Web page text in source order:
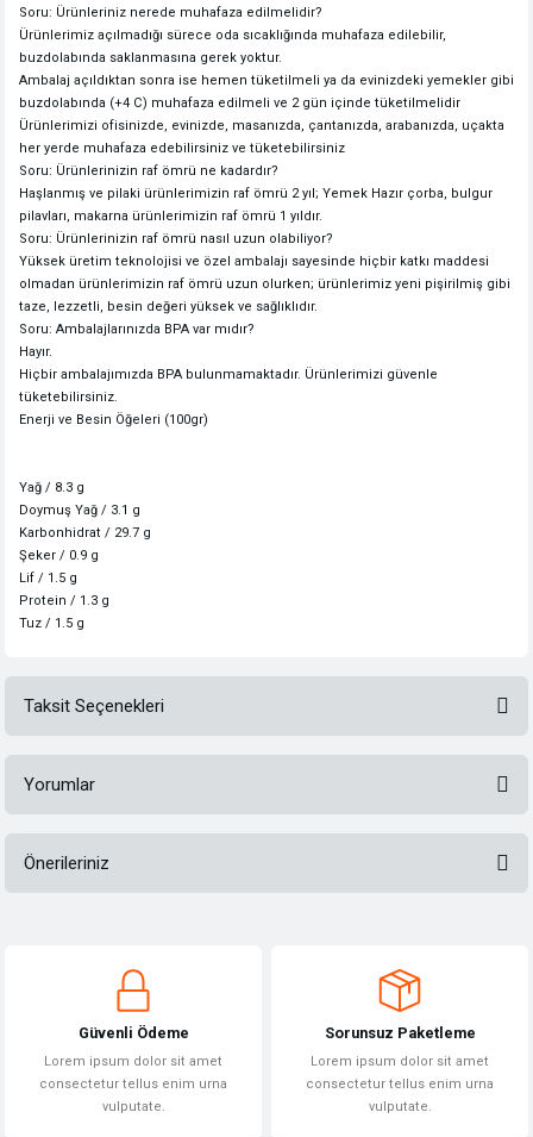
Soru: Ürünleriniz nerede muhafaza edilmelidir?
Ürünlerimiz açılmadığı sürece oda sıcaklığında muhafaza edilebilir,
buzdolabında saklanmasına gerek yoktur.
Ambalaj açıldıktan sonra ise hemen tüketilmeli ya da evinizdeki yemekler gibi
buzdolabında (+4 C) muhafaza edilmeli ve 2 gün içinde tüketilmelidir
Ürünlerimizi ofisinizde, evinizde, masanızda, çantanızda, arabanızda, uçakta
her yerde muhafaza edebilirsiniz ve tüketebilirsiniz
Soru: Ürünlerinizin raf ömrü ne kadardır?
Haşlanmış ve pilaki ürünlerimizin raf ömrü 2 yıl; Yemek Hazır çorba, bulgur
pilavları, makarna ürünlerimizin raf ömrü 1 yıldır.
Soru: Ürünlerinizin raf ömrü nasıl uzun olabiliyor?
Yüksek üretim teknolojisi ve özel ambalajı sayesinde hiçbir katkı maddesi
olmadan ürünlerimizin raf ömrü uzun olurken; ürünlerimiz yeni pişirilmiş gibi
taze, lezzetli, besin değeri yüksek ve sağlıklıdır.
Soru: Ambalajlarınızda BPA var mıdır?
Hayır.
Hiçbir ambalajımızda BPA bulunmamaktadır. Ürünlerimizi güvenle
tüketebilirsiniz.
Enerji ve Besin Öğeleri (100gr)
Yağ / 8.3 g
Doymuş Yağ / 3.1 g
Karbonhidrat / 29.7 g
Şeker / 0.9 g
Lif / 1.5 g
Protein / 1.3 g
Tuz / 1.5 g
Taksit Seçenekleri
Yorumlar
Önerileriniz
Görüş ve önerileriniz için teşekkür ederiz.
Ürün açıklamasında eksik bilgiler bulunuyor.
Ürün bilgilerinde hatalar bulunuyor.
Güvenli Ödeme
Lorem ipsum dolor sit amet
consectetur tellus enim urna
vulputate.
Sorunsuz Paketleme
Lorem ipsum dolor sit amet
consectetur tellus enim urna
vulputate.